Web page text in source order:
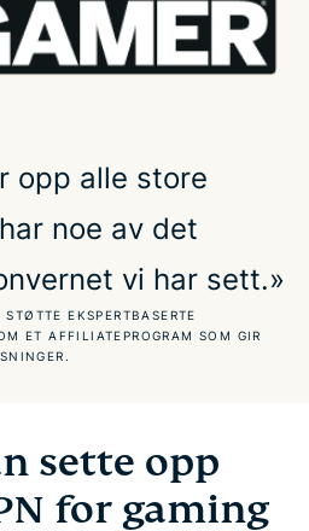
populære spillene
for skybasert gaming
bruke et VPN for gaming
et for gaming
opp alle store
noe av det
vi har sett.»
EKSPERTBASERTE
ET AFFILIATEPROGRAM SOM GIR
sette opp
for gaming